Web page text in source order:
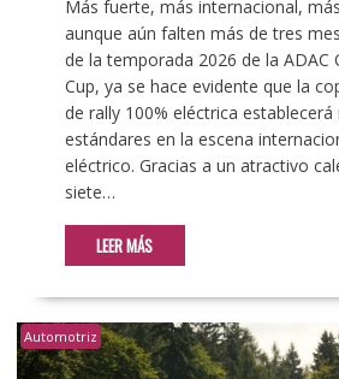
Más fuerte, más internacional,
aunque aún falten más de tres
de la temporada 2026 de la ADAC
Cup, ya se hace evidente que la
de rally 100% eléctrica establecerá
estándares en la escena
eléctrico. Gracias a un atractivo
siete…
LEER MÁS
Automotriz